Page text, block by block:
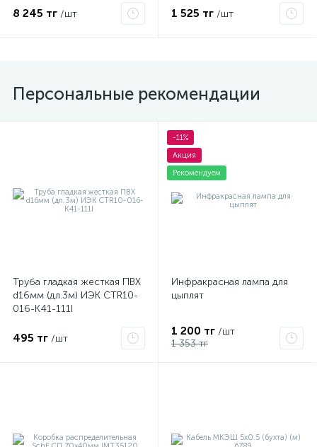
8 245 тг /шт 1 525 тг /шт
Персональные рекомендации
Труба гладкая жесткая ПВХ
d16мм (дл.3м) ИЭК CTR10-
016-K41-111I
495 тг /шт
-11%
Акция
Рекомендуем
Инфракрасная лампа для
цыплят
1 200 тг /шт
1 353 тг